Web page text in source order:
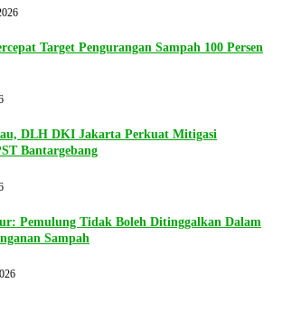
Target Pengurangan Sampah 100 Persen
DLH DKI Jakarta Perkuat Mitigasi
Bantargebang
Pemulung Tidak Boleh Ditinggalkan Dalam
Sampah